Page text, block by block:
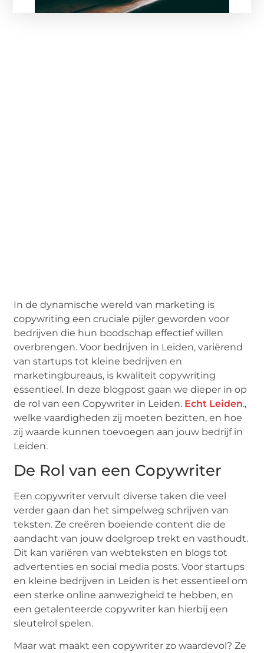
In de dynamische wereld van marketing is
copywriting een cruciale pijler geworden voor
bedrijven die hun boodschap effectief willen
overbrengen. Voor bedrijven in Leiden, variërend
van startups tot kleine bedrijven en
marketingbureaus, is kwaliteit copywriting
essentieel. In deze blogpost gaan we dieper in op
de rol van een Copywriter in Leiden. Echt Leiden.,
welke vaardigheden zij moeten bezitten, en hoe
zij waarde kunnen toevoegen aan jouw bedrijf in
Leiden.
De Rol van een Copywriter
Een copywriter vervult diverse taken die veel
verder gaan dan het simpelweg schrijven van
teksten. Ze creëren boeiende content die de
aandacht van jouw doelgroep trekt en vasthoudt.
Dit kan variëren van webteksten en blogs tot
advertenties en social media posts. Voor startups
en kleine bedrijven in Leiden is het essentieel om
een sterke online aanwezigheid te hebben, en
een getalenteerde copywriter kan hierbij een
sleutelrol spelen.
Maar wat maakt een copywriter zo waardevol? Ze